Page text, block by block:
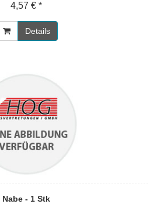
4,57 € *
Details
Nabe - 1 Stk